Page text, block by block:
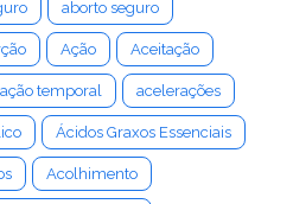
aborto seguro
Ação Aceitação
temporal acelerações
Ácidos Graxos Essenciais
Acolhimento